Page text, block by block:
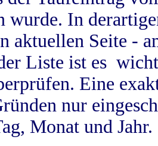
wurde. In
aktuellen Seite -
Liste ist es
Eine
nur
Monat und Jahr.